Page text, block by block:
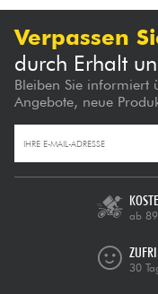
Verpassen
durch Erhalt
Bleiben Sie informiert
Angebote, neue
ab
30